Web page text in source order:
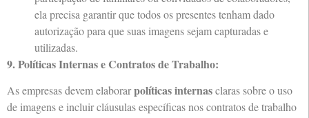
ela precisa garantir que todos os presentes tenham dado
autorização para que suas imagens sejam capturadas e
utilizadas.
9. Políticas Internas e Contratos de Trabalho:
As empresas devem elaborarpolíticas internasclaras sobre o uso
de imagens e incluir cláusulas específicas nos contratos de trabalho